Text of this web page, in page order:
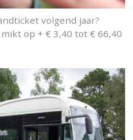
volgend jaar?
op + € 3,40 tot € 66,40